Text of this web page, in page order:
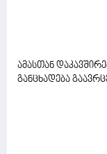
ამასთან
განცხადება